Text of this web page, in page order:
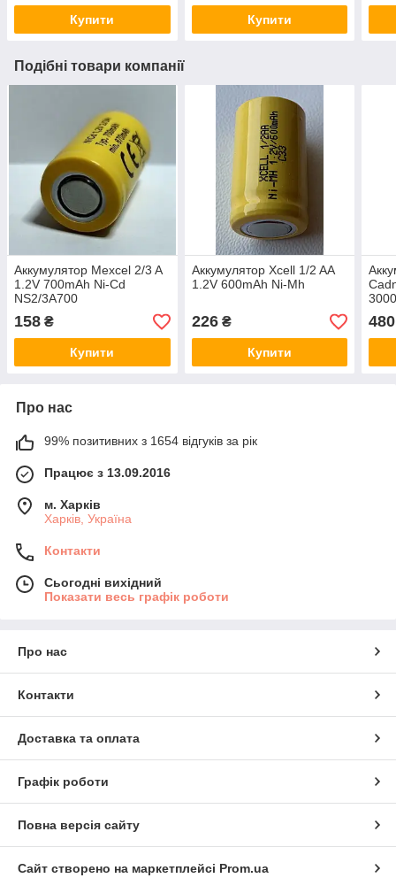
Купити Купити
Подібні товари компанії
Аккумулятор Mexcel 2/3 A
1.2V 700mAh Ni-Cd
NS2/3A700
158 ₴
Купити
Аккумулятор Xcell 1/2 AA
1.2V 600mAh Ni-Mh
226₴
Купити
480
Про нас
99% позитивних з 1654 відгуків за рік
Працює з 13.09.2016
м. Харків
Харків, Україна
Контакти
Сьогодні вихідний
Показати весь графік роботи
Про нас
Контакти
Доставка та оплата
Графік роботи
Повна версія сайту
Сайт створено на маркетплейсі Prom.ua